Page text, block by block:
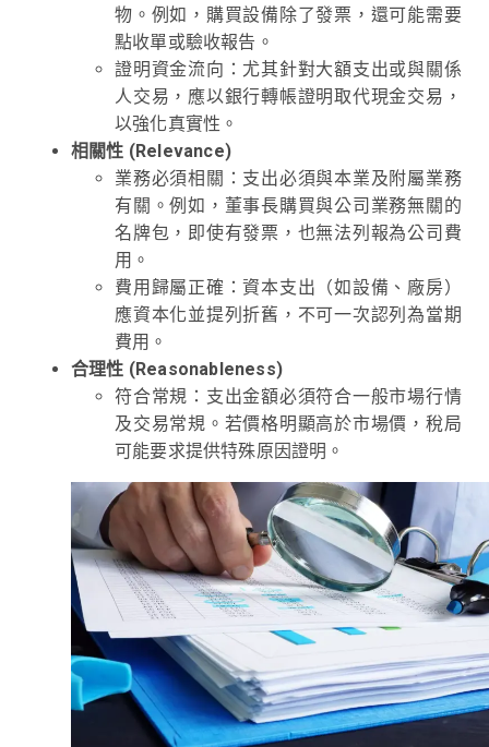
物。例如，購買設備除了發票，還可能需要
點收單或驗收報告。
證明資金流向：尤其針對大額支出或與關係
人交易，應以銀行轉帳證明取代現金交易，
以強化真實性。
相關性 (Relevance)
業務必須相關：支出必須與本業及附屬業務
有關。例如，董事長購買與公司業務無關的
名牌包，即使有發票，也無法列報為公司費
用。
費用歸屬正確：資本支出（如設備、廠房）
應資本化並提列折舊，不可一次認列為當期
費用。
合理性 (Reasonableness)
符合常規：支出金額必須符合一般市場行情
及交易常規。若價格明顯高於市場價，稅局
可能要求提供特殊原因證明。